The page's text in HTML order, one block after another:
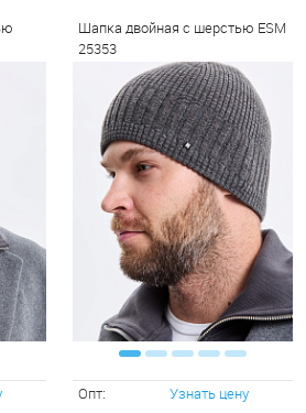
Шапка двойная с шерстью ESM
25353
Опт: Узнать цену